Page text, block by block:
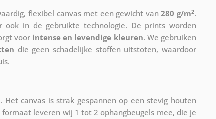
flexibel canvas met een gewicht van280 g/m2.
in de gebruikte technologie. De prints worden
voor intense en levendige kleuren. We gebruiken
die geen schadelijke stoffen uitstoten, waardoor
Het canvas is strak gespannen op een stevig houten
leveren wij 1 tot 2 ophangbeugels mee, die je